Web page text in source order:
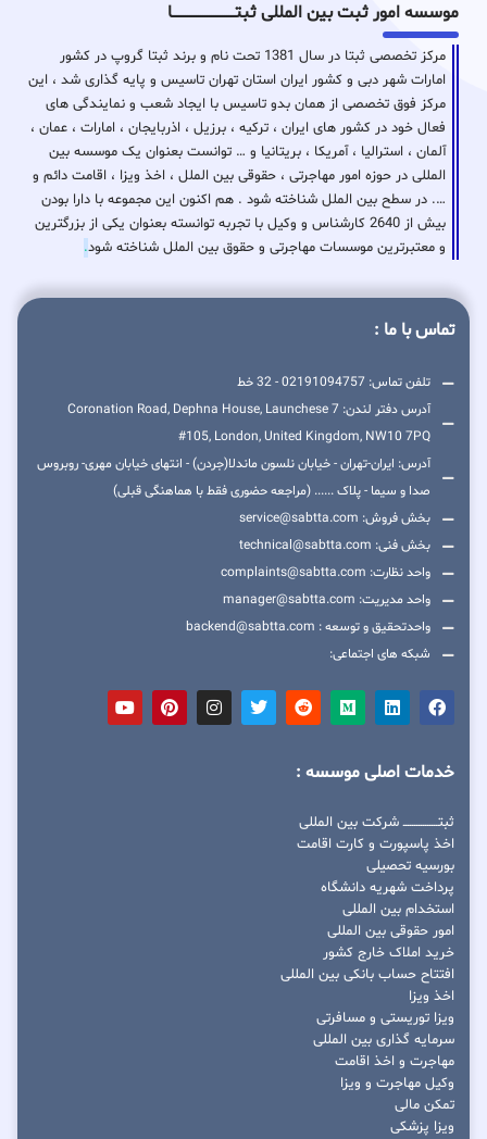
موسسه امور ثبت بین المللی ثبتـــــــــــــــــــــــــــــا
مرکز تخصصی ثبتا در سال 1381 تحت نام و برند ثبتا گروپ در کشور
امارات شهر دبی و کشور ایران استان تهران تاسیس و پایه گذاری شد ، این
مرکز فوق تخصصی از همان بدو تاسیس با ایجاد شعب و نمایندگی های
فعال خود در کشور های ایران ، ترکیه ، برزیل ، اذربایجان ، امارات ، عمان ،
آلمان ، استرالیا ، آمریکا ، بریتانیا و … توانست بعنوان یک موسسه بین
المللی در حوزه امور مهاجرتی ، حقوقی بین الملل ، اخذ ویزا ، اقامت دائم و
…. در سطح بین الملل شناخته شود . هم اکنون این مجموعه با دارا بودن
بیش از 2640 کارشناس و وکیل با تجربه توانسته بعنوان یکی از بزرگترین
و معتبرترین موسسات مهاجرتی و حقوق بین الملل شناخته شود.
تماس با ما :
تلفن تماس: 02191094757 - 32 خط
آدرس دفتر لندن: 7 Coronation Road, Dephna House, Launchese
#105, London, United Kingdom, NW10 7PQ
آدرس: ایران-تهران - خیابان نلسون ماندلا(جردن) - انتهای خیابان مهری- روبروس
صدا و سیما - پلاک ...... (مراجعه حضوری فقط با هماهنگی قبلی)
بخش فروش: service@sabtta.com
بخش فنی: technical@sabtta.com
واحد نظارت: complaints@sabtta.com
واحد مدیریت: manager@sabtta.com
واحدتحقیق و توسعه : backend@sabtta.com
شبکه های اجتماعی:
خدمات اصلی موسسه :
ثبتــــــــــــــــ شرکت بین المللی
اخذ پاسپورت و کارت اقامت
بورسیه تحصیلی
پرداخت شهریه دانشگاه
استخدام بین المللی
امور حقوقی بین المللی
خرید املاک خارج کشور
افتتاح حساب بانکی بین المللی
اخذ ویزا
ویزا توریستی و مسافرتی
سرمایه گذاری بین المللی
مهاجرت و اخذ اقامت
وکیل مهاجرت و ویزا
تمکن مالی
ویزا پزشکی